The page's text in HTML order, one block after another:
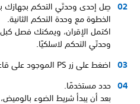
الخطوة مع وحدة التحكم الثانية.
وحدتَي التحكم لاسلكيًا.
اضغط على زر PS الموجود على قاعدة ذراع وحدة التحكم الأولى.
حدد مستخدمًا.
بعد أن يبدأ شريط الضوء